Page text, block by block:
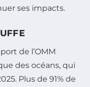
ses impacts.
de l’OMM
des océans, qui
Plus de 91% de